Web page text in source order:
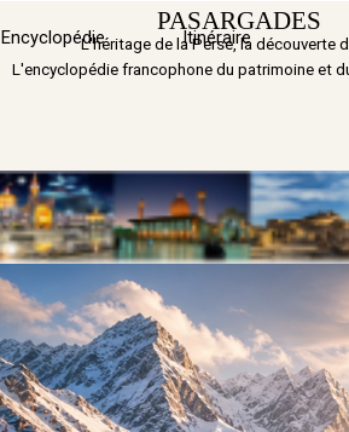
PASARGADES
Encyclopédie Itinéraire
L'héritage de la Perse, la découverte
L'encyclopédie francophone du patrimoine et